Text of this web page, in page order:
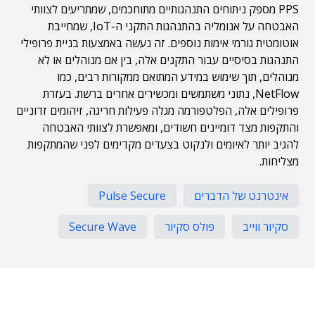
PPS מספק ניתוחים התנהגותיים מתוחכמים, שמתריעים לצוותי
האבטחה על אנומליה בהתנהגות התקני ה-IoT, שמחייבת
אוטומטית גורמי אימות נוספים. זה נעשה באמצעות בניית פרופילי
התנהגות בסיסיים עבור התקנים אלה, בין אם מנוהלים או לא
מנוהלים, תוך שימוש במידע המתואם ממקורות רבים, כמו
NetFlow, נתוני משתמשים ומכשירים אחרים ברשת. בעזרת
פרופילים אלה, הפלטפורמה מגלה פעילות חריגה, זיהומים זדוניים
והתקפות מצד דומיינים חשודים, ומאפשרת לצוותי האבטחה
להגיב יותר לאיומים ולנקוט בצעדים מקדימים לפני שהמתקפות
מצליחות.
אינטרנט של הדברים
Pulse Secure
סקיור ווייב
פולס סקיור Secure Wave